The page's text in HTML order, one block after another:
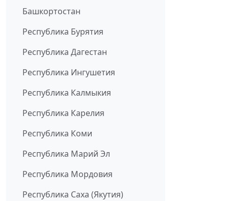
Башкортостан
Республика Бурятия
Республика Дагестан
Республика Ингушетия
Республика Калмыкия
Республика Карелия
Республика Коми
Республика Марий Эл
Республика Мордовия
Республика Саха (Якутия)